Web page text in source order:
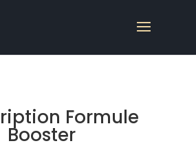
Formule
Booster